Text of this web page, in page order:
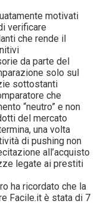
motivati
verificare
che rende il
da parte del
solo sul
sottostanti
che
“neutro” e non
del mercato
una volta
di pushing non
all’acquisto
legate ai prestiti
ha ricordato che la
Facile.it è stata di 7